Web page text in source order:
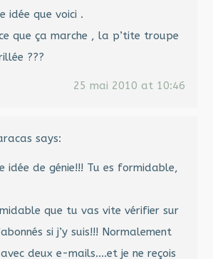
idée que voici .
que ça marche , la p’tite troupe
???
25 mai 2010 at 10:46
says:
idée de génie!!! Tu es formidable,
que tu vas vite vérifier sur
si j’y suis!!! Normalement
deux e-mails….et je ne reçois